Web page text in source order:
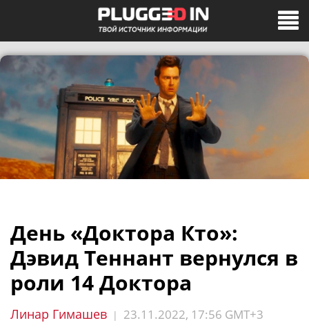
День «Доктора Кто»:
Дэвид Теннант вернулся в
роли 14 Доктора
Линар Гимашев | 23.11.2022, 17:56 GMT+3